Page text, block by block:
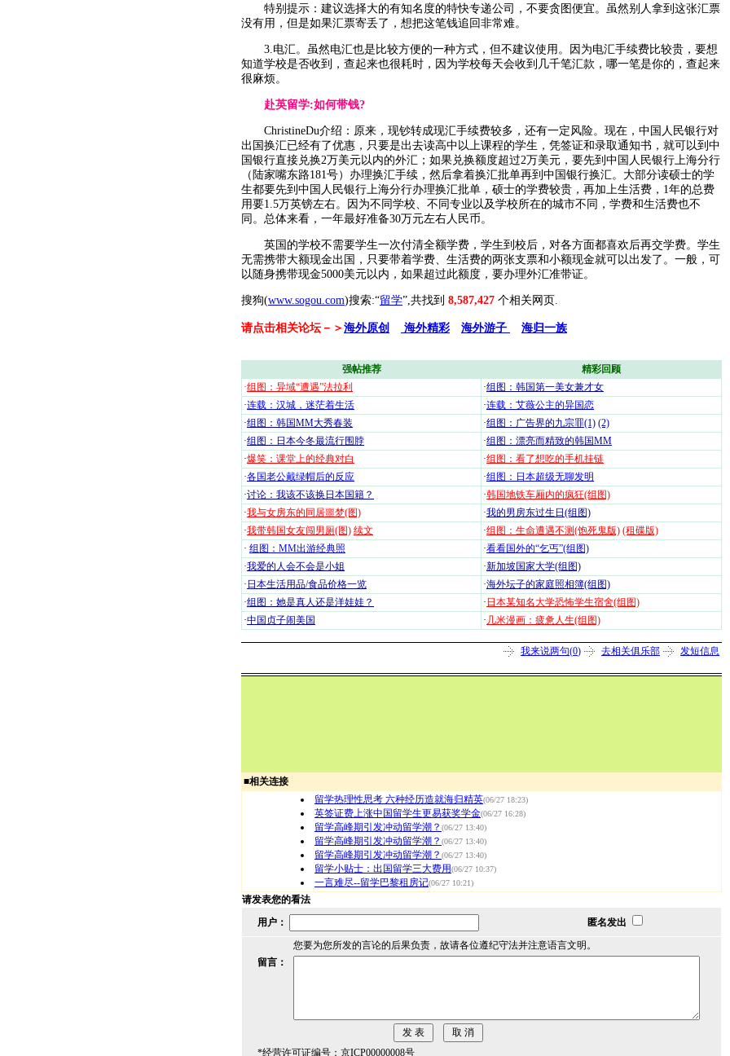
特别提示：建议选择大的有知名度的特快专递公司，不要贪图便宜。虽然别人拿到这张汇票
没有用，但是如果汇票寄丢了，想把这笔钱追回非常难。
3.电汇。虽然电汇也是比较方便的一种方式，但不建议使用。因为电汇手续费比较贵，要想
知道学校是否收到，查起来也很耗时，因为学校每天会收到几千笔汇款，哪一笔是你的，查起来
很麻烦。
赴英留学:如何带钱?
ChristineDu介绍：原来，现钞转成现汇手续费较多，还有一定风险。现在，中国人民银行对
出国换汇已经有了优惠，只要是出去读高中以上课程的学生，凭签证和录取通知书，就可以到中
国银行直接兑换2万美元以内的外汇；如果兑换额度超过2万美元，要先到中国人民银行上海分行
（陆家嘴东路181号）办理换汇手续，然后拿着换汇批单再到中国银行换汇。大部分读硕士的学
生都要先到中国人民银行上海分行办理换汇批单，硕士的学费较贵，再加上生活费，1年的总费
用要1.5万英镑左右。因为不同学校、不同专业以及学校所在的城市不同，学费和生活费也不
同。总体来看，一年最好准备30万元左右人民币。
英国的学校不需要学生一次付清全额学费，学生到校后，对各方面都喜欢后再交学费。学生
无需携带大额现金出国，只要带着学费、生活费的两张支票和小额现金就可以出发了。一般，可
以随身携带现金5000美元以内，如果超过此额度，要办理外汇准带证。
搜狗(www.sogou.com)搜索:“留学”,共找到 8,587,427 个相关网页.
请点击相关论坛－＞ 海外原创 海外精彩 海外游子 海归一族
强帖推荐
精彩回顾
·组图：异域“遭遇”法拉利 ·组图：韩国第一美女兼才女
·连载：汉城，迷茫着生活 ·连载：艾薇公主的异国恋
·组图：韩国MM大秀春装 ·组图：广告界的九宗罪(1) (2)
·组图：日本今冬最流行围脖 ·组图：漂亮而精致的韩国MM
·爆笑：课堂上的经典对白 ·组图：看了想吃的手机挂链
·各国老公戴绿帽后的反应 ·组图：日本超级无聊发明
·讨论：我该不该换日本国籍？ ·韩国地铁车厢内的疯狂(组图)
·我与女房东的同居噩梦(图) ·我的男房东过生日(组图)
·我带韩国女友闯男厕(图) 续文 ·组图：生命遭遇不测(饱死鬼版) (租碟版)
· 组图：MM出游经典照 ·看看国外的“乞丐”(组图)
·我爱的人会不会是小姐 ·新加坡国家大学(组图)
· 日本生活用品/食品价格一览 ·海外坛子的家庭照相簿(组图)
·组图：她是真人还是洋娃娃？ · 日本某知名大学恐怖学生宿舍(组图)
·中国贞子闹美国 · 几米漫画：疲惫人生(组图)
我来说两句(0) 去相关俱乐部 发短信息
■相关连接
留学热理性思考 六种经历造就海归精英(06/27 18:23)
英签证费上涨中国留学生更易获奖学金(06/27 16:28)
留学高峰期引发冲动留学潮？ (06/27 13:40)
留学高峰期引发冲动留学潮？ (06/27 13:40)
留学高峰期引发冲动留学潮？ (06/27 13:40)
留学小贴士：出国留学三大费用(06/27 10:37)
一言难尽--留学巴黎租房记(06/27 10:21)
请发表您的看法
用户：
匿名发出
您要为您所发的言论的后果负责，故请各位遵纪守法并注意语言文明。
留言：
*经营许可证编号：京ICP00000008号